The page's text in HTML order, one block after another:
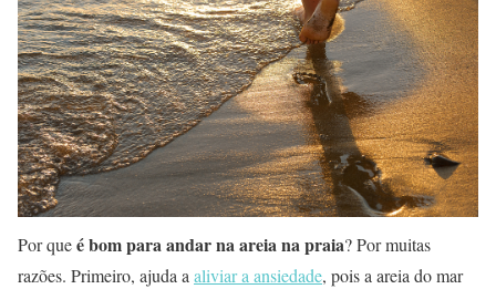
Por queé bom para andar na areia na praia? Por muitas
razões. Primeiro, ajuda a aliviar a ansiedade, pois a areia do mar